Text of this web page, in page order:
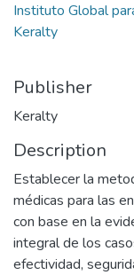
Instituto Global
Keralty
Publisher
Keralty
Description
Establecer la
médicas para las
con base en la
integral de los
efectividad,